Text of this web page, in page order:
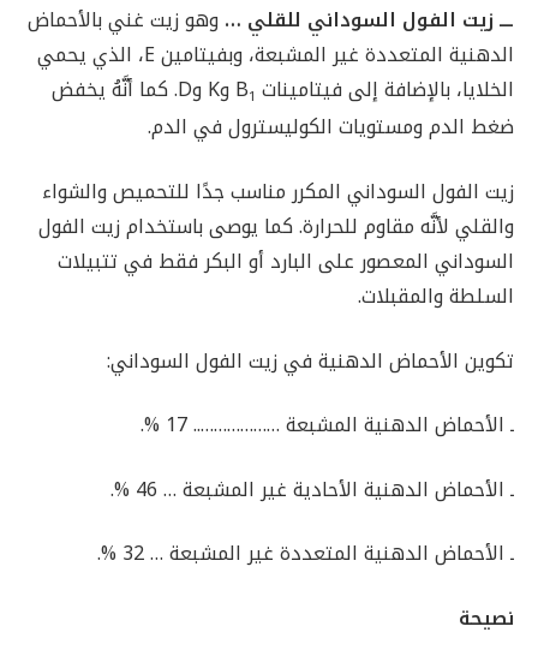
ـــ زيت الفول السوداني للقلي … وهو زيت غني بالأحماض
الدهنية المتعددة غير المشبعة، وبفيتامين E، الذي يحمي
الخلايا، بالإضافة إلى فيتامينات B 1
وK وD. كما أنَّهُ يخفض
ضغط الدم ومستويات الكوليسترول في الدم.
زيت الفول السوداني المكرر مناسب جدًا للتحميص والشواء
والقلي لأنَّه مقاوم للحرارة. كما يوصى باستخدام زيت الفول
السوداني المعصور على البارد أو البكر فقط في تتبيلات
السلطة والمقبلات.
تكوين الأحماض الدهنية في زيت الفول السوداني:
ـ الأحماض الدهنية المشبعة ……………….. 17 %.
ـ الأحماض الدهنية الأحادية غير المشبعة … 46 %.
ـ الأحماض الدهنية المتعددة غير المشبعة … 32 %.
نصيحة